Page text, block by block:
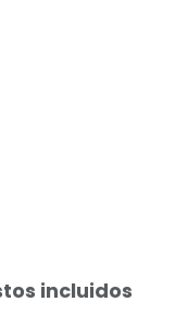
incluidos